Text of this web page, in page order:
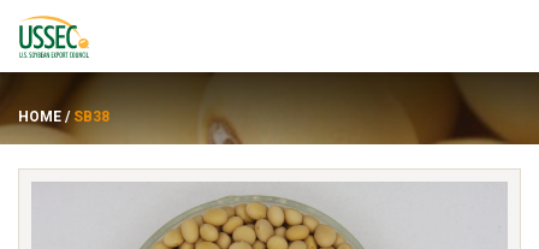
HOME / SB38